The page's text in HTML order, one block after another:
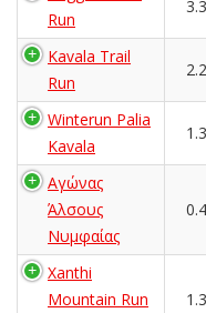
Run
Kavala Trail
Run
Winterun Palia
Kavala
Αγώνας
Άλσους
Νυμφαίας
Xanthi
Mountain Run